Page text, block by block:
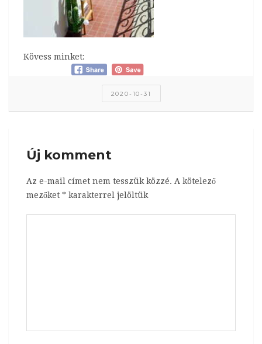
Kövess minket:
2020-10-31
Új komment
Az e-mail címet nem tesszük közzé. A kötelező
mezőket * karakterrel jelöltük